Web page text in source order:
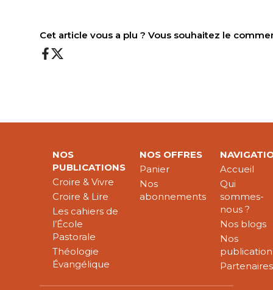
Cet article vous a plu ? Vous souhaitez le
NOS
PUBLICATIONS
Croire & Vivre
Croire & Lire
Les cahiers de
l’École
Pastorale
Théologie
Évangélique
NOS OFFRES
Panier
Nos
abonnements
Accueil
Qui
sommes-
nous ?
Nos blogs
Nos
Partenaires